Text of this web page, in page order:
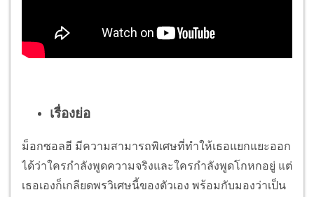
เรื่องย่อ
ม็อกซอลฮี มีความสามารถพิเศษที่ทำให้เธอแยกแยะออก
ได้ว่าใครกำลังพูดความจริงและใครกำลังพูดโกหกอยู่ แต่
เธอเองก็เกลียดพรวิเศษนี้ของตัวเอง พร้อมกับมองว่าเป็น